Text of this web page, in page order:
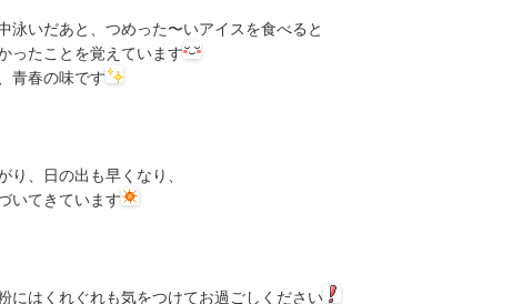
泳いだあと、つめった〜いアイスを食べると
ったことを覚えています
青春の味です
り、日の出も早くなり、
いてきています
にはくれぐれも気をつけてお過ごしください